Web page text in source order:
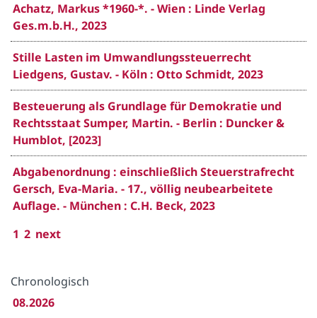
Achatz, Markus *1960-*. - Wien : Linde Verlag
Ges.m.b.H., 2023
Stille Lasten im Umwandlungssteuerrecht
Liedgens, Gustav. - Köln : Otto Schmidt, 2023
Besteuerung als Grundlage für Demokratie und
Rechtsstaat Sumper, Martin. - Berlin : Duncker &
Humblot, [2023]
Abgabenordnung : einschließlich Steuerstrafrecht
Gersch, Eva-Maria. - 17., völlig neubearbeitete
Auflage. - München : C.H. Beck, 2023
1 2 next
Chronologisch
08.2026